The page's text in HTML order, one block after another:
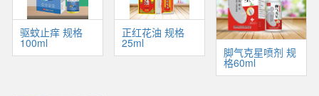
驱蚊止痒 规格
100ml
正红花油 规格
25ml
脚气克星喷剂 规
格60ml